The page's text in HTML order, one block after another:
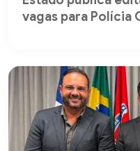
vagas para Polícia